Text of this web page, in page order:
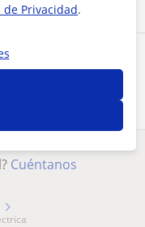
Cuéntanos
de Privacidad.